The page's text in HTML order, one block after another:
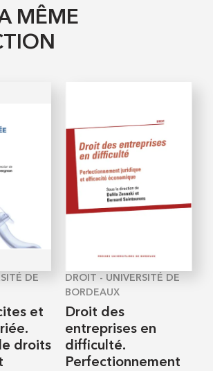
MÊME
DE
et
droits
DROIT - UNIVERSITÉ DE
BORDEAUX
Droit des
entreprises en
difficulté.
Perfectionnement